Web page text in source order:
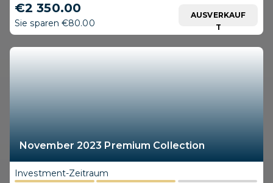
€2 350.00
Sie sparen €80.00
AUSVERKAUF
T
November 2023 Premium Collection
Investment-Zeitraum